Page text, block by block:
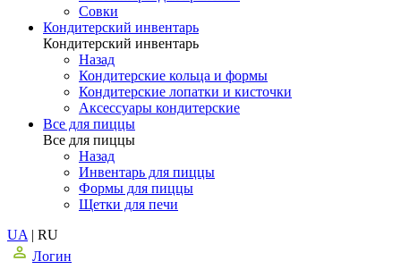
Совки
Кондитерский инвентарь
Кондитерский инвентарь
Назад
Кондитерские кольца и формы
Кондитерские лопатки и кисточки
Аксессуары кондитерские
Все для пиццы
Все для пиццы
Назад
Инвентарь для пиццы
Формы для пиццы
Щетки для печи
UA | RU
Логин